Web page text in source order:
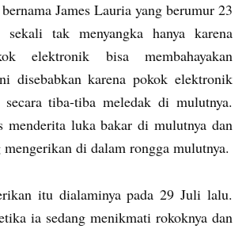
James Lauria yang berumur 23
tak menyangka hanya karena
elektronik bisa membahayakan
disebabkan karena pokok elektronik
secara tiba-tiba meledak di mulutnya.
menderita luka bakar di mulutnya dan
di dalam rongga mulutnya.
itu dialaminya pada 29 Juli lalu.
ia sedang menikmati rokoknya dan